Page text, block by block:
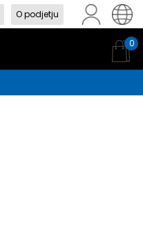
en
O podjetju
0